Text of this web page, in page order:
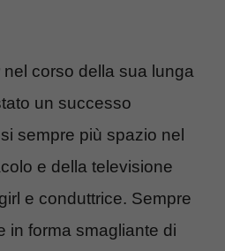
nel corso della sua lunga
un successo
sempre più spazio nel
e della televisione
e conduttrice. Sempre
in forma smagliante di